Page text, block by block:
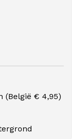
(België € 4,95)